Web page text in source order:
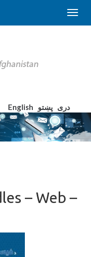
English دری پښتو
– Web –